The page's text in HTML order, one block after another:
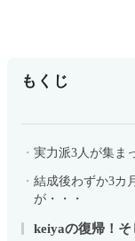
もくじ
実力派3人が集ま
結成後わずか3カ
が・・・
keiyaの復帰！そ